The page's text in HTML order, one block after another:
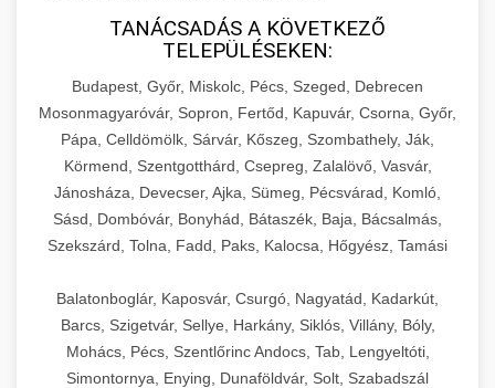
TANÁCSADÁS A KÖVETKEZŐ
TELEPÜLÉSEKEN:
Budapest, Győr, Miskolc, Pécs, Szeged, Debrecen
Mosonmagyaróvár, Sopron, Fertőd, Kapuvár, Csorna, Győr,
Pápa, Celldömölk, Sárvár, Kőszeg, Szombathely, Ják,
Körmend, Szentgotthárd, Csepreg, Zalalövő, Vasvár,
Jánosháza, Devecser, Ajka, Sümeg, Pécsvárad, Komló,
Sásd, Dombóvár, Bonyhád, Bátaszék, Baja, Bácsalmás,
Szekszárd, Tolna, Fadd, Paks, Kalocsa, Hőgyész, Tamási
Balatonboglár, Kaposvár, Csurgó, Nagyatád, Kadarkút,
Barcs, Szigetvár, Sellye, Harkány, Siklós, Villány, Bóly,
Mohács, Pécs, Szentlőrinc Andocs, Tab, Lengyeltóti,
Simontornya, Enying, Dunaföldvár, Solt, Szabadszál